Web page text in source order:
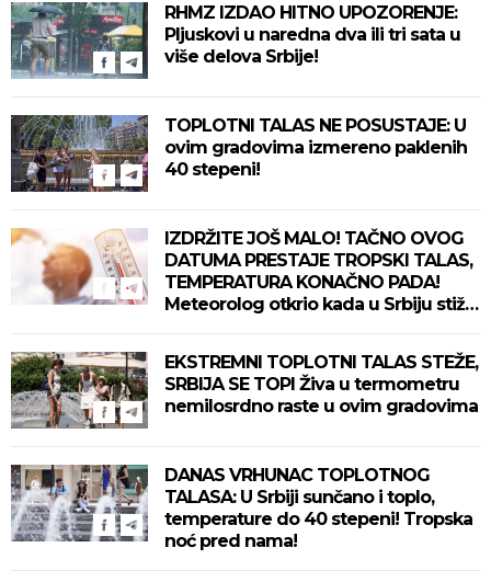
RHMZ IZDAO HITNO UPOZORENJE:
Pljuskovi u naredna dva ili tri sata u
više delova Srbije!
TOPLOTNI TALAS NE POSUSTAJE: U
ovim gradovima izmereno paklenih
40 stepeni!
IZDRŽITE JOŠ MALO! TAČNO OVOG
DATUMA PRESTAJE TROPSKI TALAS,
TEMPERATURA KONAČNO PADA!
Meteorolog otkrio kada u Srbiju stiže
EKSTREMNI TOPLOTNI TALAS STEŽE,
SRBIJA SE TOPI Živa u termometru
nemilosrdno raste u ovim gradovima
DANAS VRHUNAC TOPLOTNOG
TALASA: U Srbiji sunčano i toplo,
temperature do 40 stepeni! Tropska
noć pred nama!